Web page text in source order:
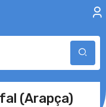
(Arapça)